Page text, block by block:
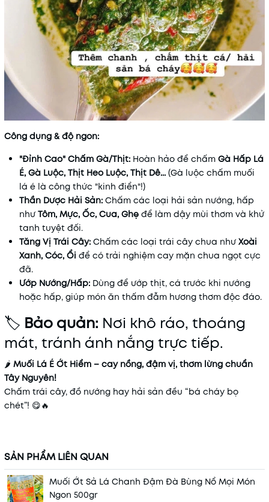
Công dụng & độ ngon:
"Đỉnh Cao" Chấm Gà/Thịt: Hoàn hảo để chấm Gà Hấp Lá
É, Gà Luộc, Thịt Heo Luộc, Thịt Dê... (Gà luộc chấm muối
lá é là công thức "kinh điển"!)
Thần Dược Hải Sản: Chấm các loại hải sản nướng, hấp
như Tôm, Mực, Ốc, Cua, Ghẹ để làm dậy mùi thơm và khử
tanh tuyệt đối.
Tăng Vị Trái Cây: Chấm các loại trái cây chua như Xoài
Xanh, Cóc, Ổi để có trải nghiệm cay mặn chua ngọt cực
đã.
Ướp Nướng/Hấp: Dùng để ướp thịt, cá trước khi nướng
hoặc hấp, giúp món ăn thấm đẫm hương thơm độc đáo.
🏷 Bảo quản: Nơi khô ráo, thoáng
mát, tránh ánh nắng trực tiếp.
🌶️ Muối Lá É Ớt Hiểm – cay nồng, đậm vị, thơm lừng chuẩn
Tây Nguyên!
Chấm trái cây, đồ nướng hay hải sản đều “bá cháy bọ
chét”! 😋🔥
SẢN PHẨM LIÊN QUAN
Muối Ớt Sả Lá Chanh Đậm Đà Bùng Nổ Mọi Món
Ngon 500gr